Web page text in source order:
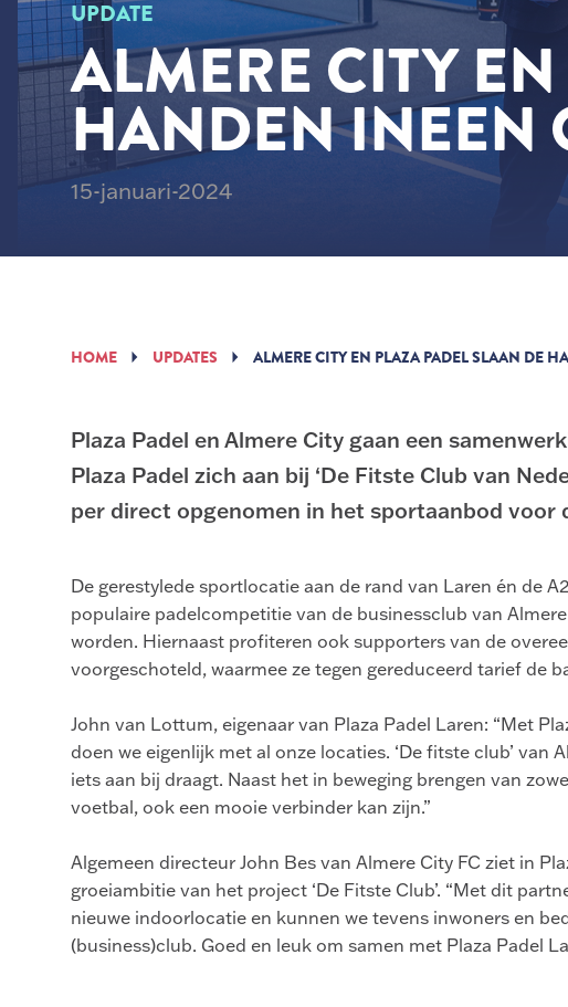
UPDATE
ALMERE CITY
HANDEN INEEN
15-januari-2024
HOME UPDATES ALMERE CITY EN PLAZA PADEL SLAAN DE
Plaza Padel en Almere City gaan een
Plaza Padel zich aan bij ‘De Fitste Club van
per direct opgenomen in het sportaanbod voor
De gerestylede sportlocatie aan de rand van Laren én de
populaire padelcompetitie van de businessclub van
worden. Hiernaast profiteren ook supporters van de
voorgeschoteld, waarmee ze tegen gereduceerd tarief de
John van Lottum, eigenaar van Plaza Padel Laren: “Met
doen we eigenlijk met al onze locaties. ‘De fitste club’
iets aan bij draagt. Naast het in beweging brengen van
voetbal, ook een mooie verbinder kan zijn.”
Algemeen directeur John Bes van Almere City FC ziet in
groeiambitie van het project ‘De Fitste Club’. “Met dit
nieuwe indoorlocatie en kunnen we tevens inwoners en
(business)club. Goed en leuk om samen met Plaza Padel